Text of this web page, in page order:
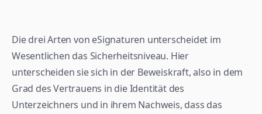
Die drei Arten von eSignaturen unterscheidet im
Wesentlichen das Sicherheitsniveau. Hier
unterscheiden sie sich in der Beweiskraft, also in dem
Grad des Vertrauens in die Identität des
Unterzeichners und in ihrem Nachweis, dass das